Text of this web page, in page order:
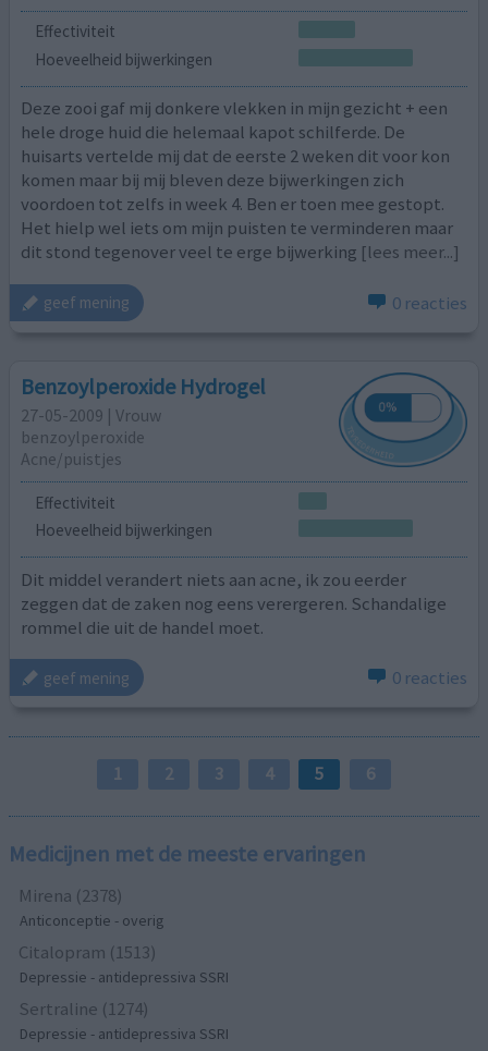
Effectiviteit
Hoeveelheid bijwerkingen
Deze zooi gaf mij donkere vlekken in mijn gezicht + een
hele droge huid die helemaal kapot schilferde. De
huisarts vertelde mij dat de eerste 2 weken dit voor kon
komen maar bij mij bleven deze bijwerkingen zich
voordoen tot zelfs in week 4. Ben er toen mee gestopt.
Het hielp wel iets om mijn puisten te verminderen maar
dit stond tegenover veel te erge bijwerking [lees meer...]
geef mening 0 reacties
Benzoylperoxide Hydrogel
27-05-2009 | Vrouw
benzoylperoxide
Acne/puistjes
Effectiviteit
Hoeveelheid bijwerkingen
Dit middel verandert niets aan acne, ik zou eerder
zeggen dat de zaken nog eens verergeren. Schandalige
rommel die uit de handel moet.
geef mening 0 reacties
1 2 3 4 5 6
Medicijnen met de meeste ervaringen
Mirena (2378)
Anticonceptie - overig
Citalopram (1513)
Depressie - antidepressiva SSRI
Sertraline (1274)
Depressie - antidepressiva SSRI